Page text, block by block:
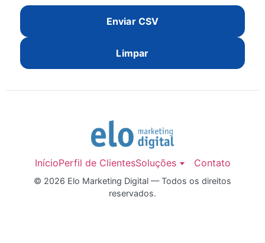
Enviar CSV
Limpar
InícioPerfil de ClientesSoluções Contato
© 2026 Elo Marketing Digital — Todos os direitos
reservados.